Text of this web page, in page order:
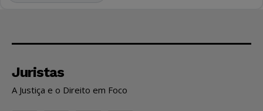
Juristas
A Justiça e o Direito em Foco